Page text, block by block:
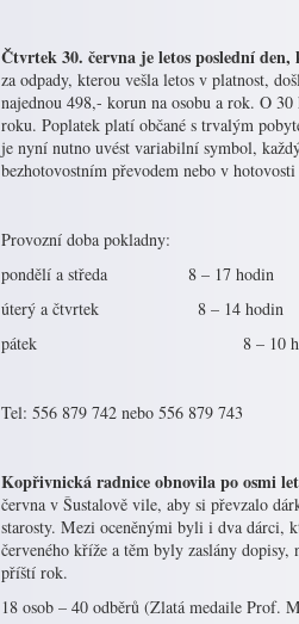
Čtvrtek 30. června je letos poslední
za odpady, kterou vešla letos v platnost,
najednou 498,- korun na osobu a rok. O
roku. Poplatek platí občané s trvalým
je nyní nutno uvést variabilní symbol,
bezhotovostním převodem nebo v
Provozní doba pokladny:
pondělí a středa 8 – 17 hodin
úterý a čtvrtek 8 – 14 hodin
pátek 8 – 10
Tel: 556 879 742 nebo 556 879 743
Kopřivnická radnice obnovila po osmi
června v Šustalově vile, aby si převzalo
starosty. Mezi oceněnými byli i dva dárci,
červeného kříže a těm byly zaslány
příští rok.
18 osob – 40 odběrů (Zlatá medaile Prof.